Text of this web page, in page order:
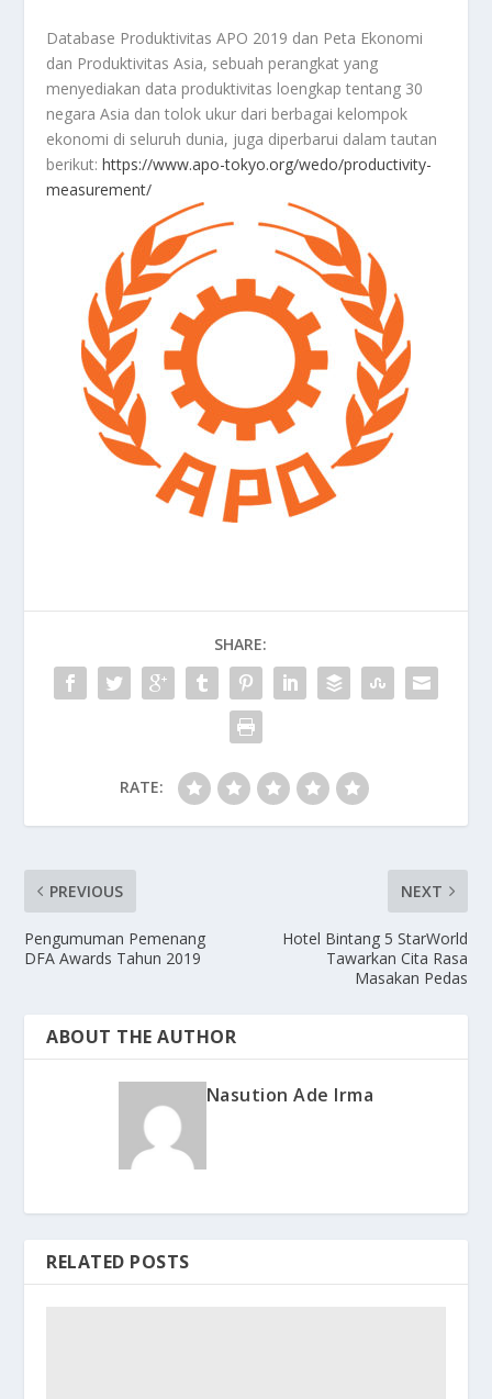
Database Produktivitas APO 2019 dan Peta Ekonomi
dan Produktivitas Asia, sebuah perangkat yang
menyediakan data produktivitas loengkap tentang 30
negara Asia dan tolok ukur dari berbagai kelompok
ekonomi di seluruh dunia, juga diperbarui dalam tautan
berikut:https://www.apo-tokyo.org/wedo/productivity-
measurement/
SHARE:
RATE:
PREVIOUS
Pengumuman Pemenang
DFA Awards Tahun 2019
NEXT
Hotel Bintang 5 StarWorld
Tawarkan Cita Rasa
Masakan Pedas
ABOUT THE AUTHOR
Nasution Ade Irma
RELATED POSTS